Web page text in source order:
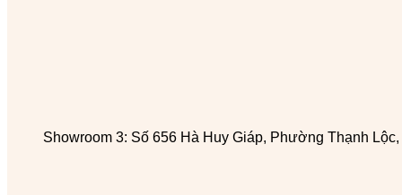
Showroom 3: Số 656 Hà Huy Giáp, Phường Thạnh Lộc,